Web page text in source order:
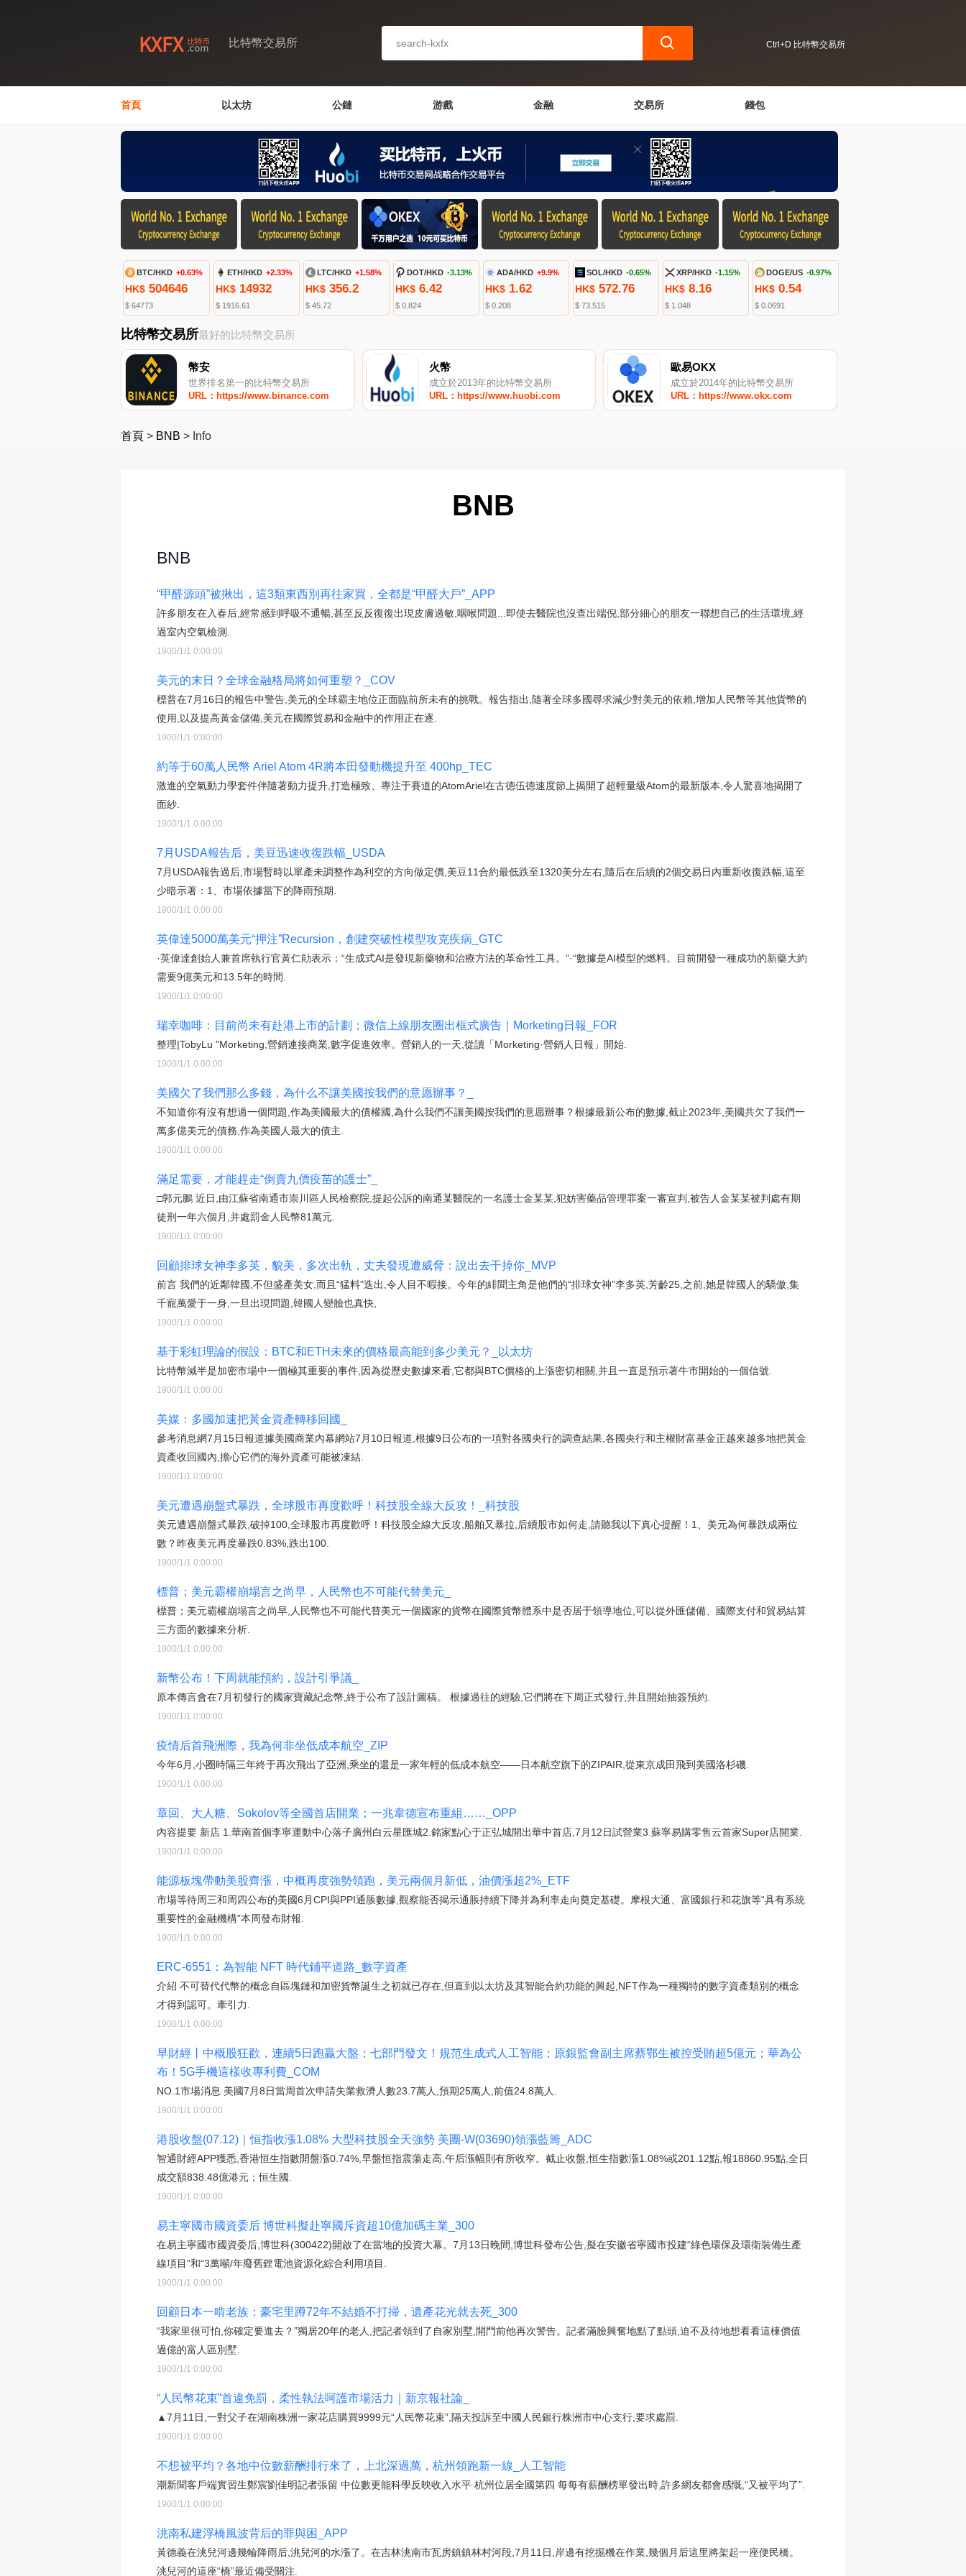
比特幣交易所 Ctrl+D 比特幣交易所
首頁 以太坊 公鏈 游戲 金融 交易所 錢包
BTC/HKD +0.63%
HK$ 504646
$ 64773
ETH/HKD +2.33%
HK$14932
$ 1916.61
LTC/HKD +1.58%
HK$356.2
$ 45.72
DOT/HKD -3.13%
HK$6.42
$ 0.824
ADA/HKD +9.9%
HK$1.62
$ 0.208
SOL/HKD -0.65%
HK$ 572.76
$ 73.515
XRP/HKD -1.15%
HK$ 8.16
$ 1.048
DOGE/US -0.97%
HK$ 0.54
$ 0.0691
比特幣交易所最好的比特幣交易所
幣安
世界排名第一的比特幣交易所
URL：https://www.binance.com
火幣
成立於2013年的比特幣交易所
URL：https://www.huobi.com
歐易OKX
成立於2014年的比特幣交易所
URL：https://www.okx.com
首頁 > BNB > Info
BNB
BNB
“甲醛源頭”被揪出，這3類東西別再往家買，全都是“甲醛大戶”_APP
許多朋友在入春后,經常感到呼吸不通暢,甚至反反復復出現皮膚過敏,咽喉問題...即使去醫院也沒查出端倪,部分細心的朋友一聯想自己的生活環境,經
過室內空氣檢測.
1900/1/1 0:00:00
美元的末日？全球金融格局將如何重塑？_COV
標普在7月16日的報告中警告,美元的全球霸主地位正面臨前所未有的挑戰。報告指出,隨著全球多國尋求減少對美元的依賴,增加人民幣等其他貨幣的
使用,以及提高黃金儲備,美元在國際貿易和金融中的作用正在逐.
1900/1/1 0:00:00
約等于60萬人民幣 Ariel Atom 4R將本田發動機提升至 400hp_TEC
激進的空氣動力學套件伴隨著動力提升,打造極致、專注于賽道的AtomAriel在古德伍德速度節上揭開了超輕量級Atom的最新版本,令人驚喜地揭開了
面紗.
1900/1/1 0:00:00
7月USDA報告后，美豆迅速收復跌幅_USDA
7月USDA報告過后,市場暫時以單產未調整作為利空的方向做定價,美豆11合約最低跌至1320美分左右,隨后在后續的2個交易日內重新收復跌幅,這至
少暗示著：1、市場依據當下的降雨預期.
1900/1/1 0:00:00
英偉達5000萬美元“押注”Recursion，創建突破性模型攻克疾病_GTC
·英偉達創始人兼首席執行官黃仁勛表示：“生成式AI是發現新藥物和治療方法的革命性工具。”·“數據是AI模型的燃料。目前開發一種成功的新藥大約
需要9億美元和13.5年的時間.
1900/1/1 0:00:00
瑞幸咖啡：目前尚未有赴港上市的計劃；微信上線朋友圈出框式廣告｜Morketing日報_FOR
整理|TobyLu "Morketing,營銷連接商業,數字促進效率。營銷人的一天,從讀「Morketing·營銷人日報」開始.
1900/1/1 0:00:00
美國欠了我們那么多錢，為什么不讓美國按我們的意愿辦事？_
不知道你有沒有想過一個問題,作為美國最大的債權國,為什么我們不讓美國按我們的意愿辦事？根據最新公布的數據,截止2023年,美國共欠了我們一
萬多億美元的債務,作為美國人最大的債主.
1900/1/1 0:00:00
滿足需要，才能趕走“倒賣九價疫苗的護士”_
□郭元鵬 近日,由江蘇省南通市崇川區人民檢察院,提起公訴的南通某醫院的一名護士金某某,犯妨害藥品管理罪案一審宣判,被告人金某某被判處有期
徒刑一年六個月,并處罰金人民幣81萬元.
1900/1/1 0:00:00
回顧排球女神李多英，貌美，多次出軌，丈夫發現遭威脅：說出去干掉你_MVP
前言 我們的近鄰韓國,不但盛產美女,而且“猛料”迭出,令人目不暇接。今年的緋聞主角是他們的“排球女神”李多英,芳齡25,之前,她是韓國人的驕傲,集
千寵萬愛于一身,一旦出現問題,韓國人變臉也真快,
1900/1/1 0:00:00
基于彩虹理論的假設：BTC和ETH未來的價格最高能到多少美元？_以太坊
比特幣減半是加密市場中一個極其重要的事件,因為從歷史數據來看,它都與BTC價格的上漲密切相關,并且一直是預示著牛市開始的一個信號.
1900/1/1 0:00:00
美媒：多國加速把黃金資產轉移回國_
參考消息網7月15日報道據美國商業內幕網站7月10日報道,根據9日公布的一項對各國央行的調查結果,各國央行和主權財富基金正越來越多地把黃金
資產收回國內,擔心它們的海外資產可能被凍結.
1900/1/1 0:00:00
美元遭遇崩盤式暴跌，全球股市再度歡呼！科技股全線大反攻！_科技股
美元遭遇崩盤式暴跌,破掉100,全球股市再度歡呼！科技股全線大反攻,船舶又暴拉,后續股市如何走,請聽我以下真心提醒！1、美元為何暴跌成兩位
數？昨夜美元再度暴跌0.83%,跌出100.
1900/1/1 0:00:00
標普；美元霸權崩塌言之尚早，人民幣也不可能代替美元_
標普；美元霸權崩塌言之尚早,人民幣也不可能代替美元一個國家的貨幣在國際貨幣體系中是否居于領導地位,可以從外匯儲備、國際支付和貿易結算
三方面的數據來分析.
1900/1/1 0:00:00
新幣公布！下周就能預約，設計引爭議_
原本傳言會在7月初發行的國家寶藏紀念幣,終于公布了設計圖稿。 根據過往的經驗,它們將在下周正式發行,并且開始抽簽預約.
1900/1/1 0:00:00
疫情后首飛洲際，我為何非坐低成本航空_ZIP
今年6月,小圈時隔三年終于再次飛出了亞洲,乘坐的還是一家年輕的低成本航空——日本航空旗下的ZIPAIR,從東京成田飛到美國洛杉磯.
1900/1/1 0:00:00
章回、大人糖、Sokolov等全國首店開業；一兆韋德宣布重組……_OPP
內容提要 新店 1.華南首個李寧運動中心落子廣州白云星匯城2.銘家點心于正弘城開出華中首店,7月12日試營業3.蘇寧易購零售云首家Super店開業.
1900/1/1 0:00:00
能源板塊帶動美股齊漲，中概再度強勢領跑，美元兩個月新低，油價漲超2%_ETF
市場等待周三和周四公布的美國6月CPI與PPI通脹數據,觀察能否揭示通脹持續下降并為利率走向奠定基礎。摩根大通、富國銀行和花旗等“具有系統
重要性的金融機構”本周發布財報.
1900/1/1 0:00:00
ERC-6551：為智能 NFT 時代鋪平道路_數字資產
介紹 不可替代代幣的概念自區塊鏈和加密貨幣誕生之初就已存在,但直到以太坊及其智能合約功能的興起,NFT作為一種獨特的數字資產類別的概念
才得到認可。牽引力.
1900/1/1 0:00:00
早財經丨中概股狂歡，連續5日跑贏大盤；七部門發文！規范生成式人工智能；原銀監會副主席蔡鄂生被控受賄超5億元；華為公
布！5G手機這樣收專利費_COM
NO.1市場消息 美國7月8日當周首次申請失業救濟人數23.7萬人,預期25萬人,前值24.8萬人.
1900/1/1 0:00:00
港股收盤(07.12)｜恒指收漲1.08% 大型科技股全天強勢 美團-W(03690)領漲藍籌_ADC
智通財經APP獲悉,香港恒生指數開盤漲0.74%,早盤恒指震蕩走高,午后漲幅則有所收窄。截止收盤,恒生指數漲1.08%或201.12點,報18860.95點,全日
成交額838.48億港元；恒生國.
1900/1/1 0:00:00
易主寧國市國資委后 博世科擬赴寧國斥資超10億加碼主業_300
在易主寧國市國資委后,博世科(300422)開啟了在當地的投資大幕。7月13日晚間,博世科發布公告,擬在安徽省寧國市投建“綠色環保及環衛裝備生產
線項目”和“3萬噸/年廢舊鋰電池資源化綜合利用項目.
1900/1/1 0:00:00
回顧日本一啃老族：豪宅里蹲72年不結婚不打掃，遺產花光就去死_300
“我家里很可怕,你確定要進去？”獨居20年的老人,把記者領到了自家別墅,開門前他再次警告。記者滿臉興奮地點了點頭,迫不及待地想看看這棟價值
過億的富人區別墅.
1900/1/1 0:00:00
“人民幣花束”首違免罰，柔性執法呵護市場活力｜新京報社論_
▲7月11日,一對父子在湖南株洲一家花店購買9999元“人民幣花束”,隔天投訴至中國人民銀行株洲市中心支行,要求處罰.
1900/1/1 0:00:00
不想被平均？各地中位數薪酬排行來了，上北深過萬，杭州領跑新一線_人工智能
潮新聞客戶端實習生鄭宸劉佳明記者張留 中位數更能科學反映收入水平 杭州位居全國第四 每每有薪酬榜單發出時,許多網友都會感慨,“又被平均了”.
1900/1/1 0:00:00
洮南私建浮橋風波背后的罪與困_APP
黃德義在洮兒河邊幾輪降雨后,洮兒河的水漲了。在吉林洮南市瓦房鎮鎮林村河段,7月11日,岸邊有挖掘機在作業,幾個月后這里將架起一座便民橋。
洮兒河的這座“橋”最近備受關注.